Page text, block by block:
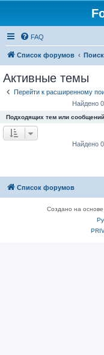
FAQ
Список форумов Поиск
Активные темы
Перейти к расширенному
Найдено
Подходящих тем или
Найдено
Список форумов
Создано на основе